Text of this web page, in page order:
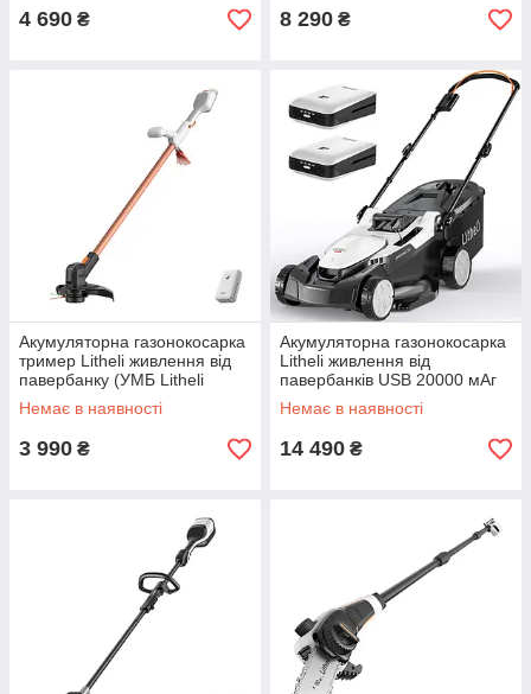
4 690 ₴ 8 290 ₴
Акумуляторна газонокосарка
тример Litheli живлення від
павербанку (УМБ Litheli
Power Bank 10000 mAh 45 W
2A)
Немає в наявності
3 990 ₴
Акумуляторна газонокосарка
Litheli живлення від
павербанків USB 20000 мАг
45 Вт 4А 2 шт
Немає в наявності
14 490 ₴